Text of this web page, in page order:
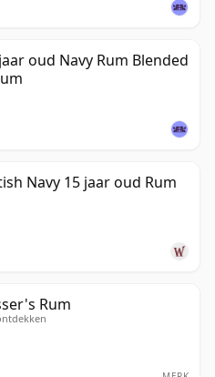
oud Navy Rum Blended
Navy 15 jaar oud Rum
Rum